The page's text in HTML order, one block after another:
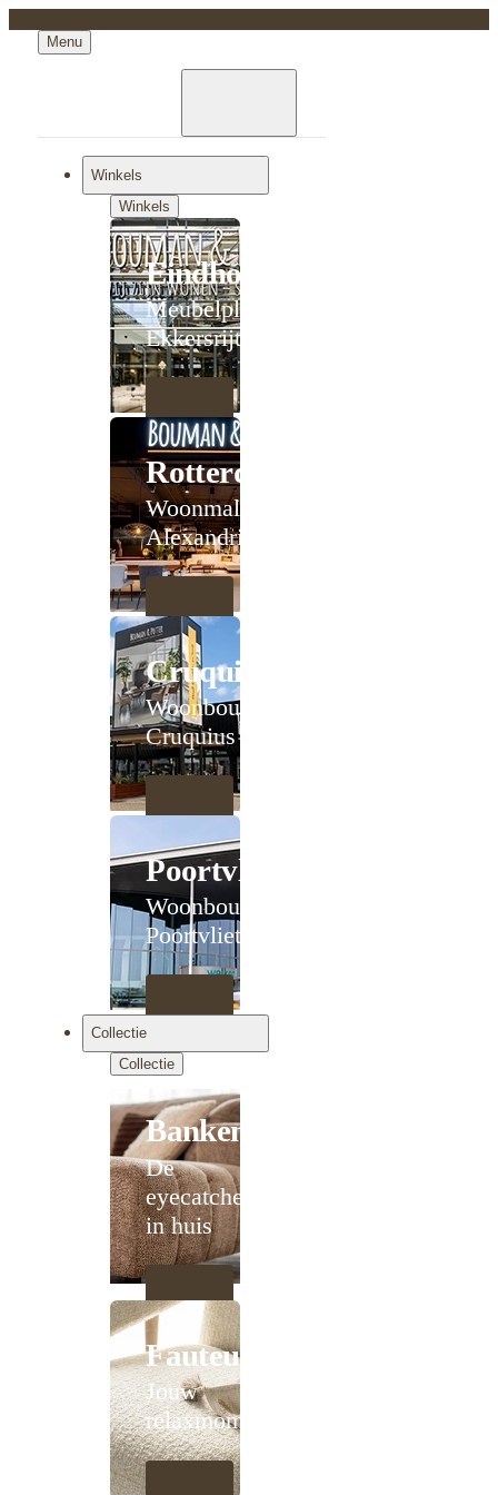
Menu
Winkels
Winkels
Eindhoven
Meubelplein
Ekkersrijt
Rotterdam
Woonmall
Alexandrium
Cruquius
Woonboulevard
Cruquius
Poortvliet
Woonboulevard
Poortvliet XXL
Collectie
Collectie
Banken
De
eyecatcher
in huis
Fauteuils
Jouw
relaxmoment